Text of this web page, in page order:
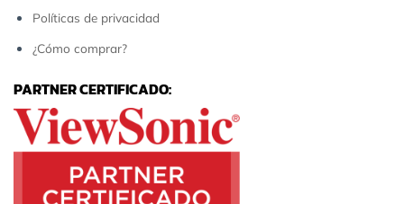
Políticas de privacidad
¿Cómo comprar?
PARTNER CERTIFICADO: